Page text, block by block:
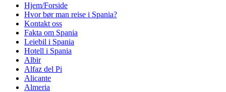
Hjem/Forside
Hvor bør man reise i Spania?
Kontakt oss
Fakta om Spania
Leiebil i Spania
Hotell i Spania
Albir
Alfaz del Pi
Alicante
Almeria